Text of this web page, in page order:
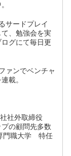
サードプレイ
、勉強会を実
グにて毎日更
ァンでベンチャ
載。
社外取締役
の顧問先多数
門職大学 特任